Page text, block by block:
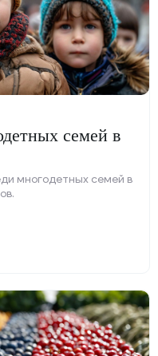
семей в
многодетных семей в